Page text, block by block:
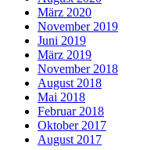
März 2020
November 2019
Juni 2019
März 2019
November 2018
August 2018
Mai 2018
Februar 2018
Oktober 2017
August 2017